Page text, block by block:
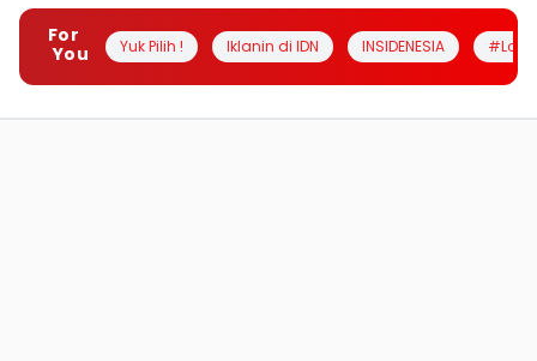
For
You
Yuk Pilih ! Iklanin di IDN INSIDENESIA